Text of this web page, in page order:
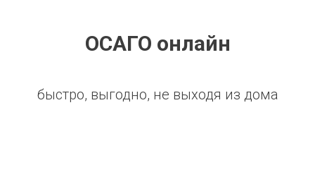
ОСАГО онлайн
быстро, выгодно, не выходя из дома